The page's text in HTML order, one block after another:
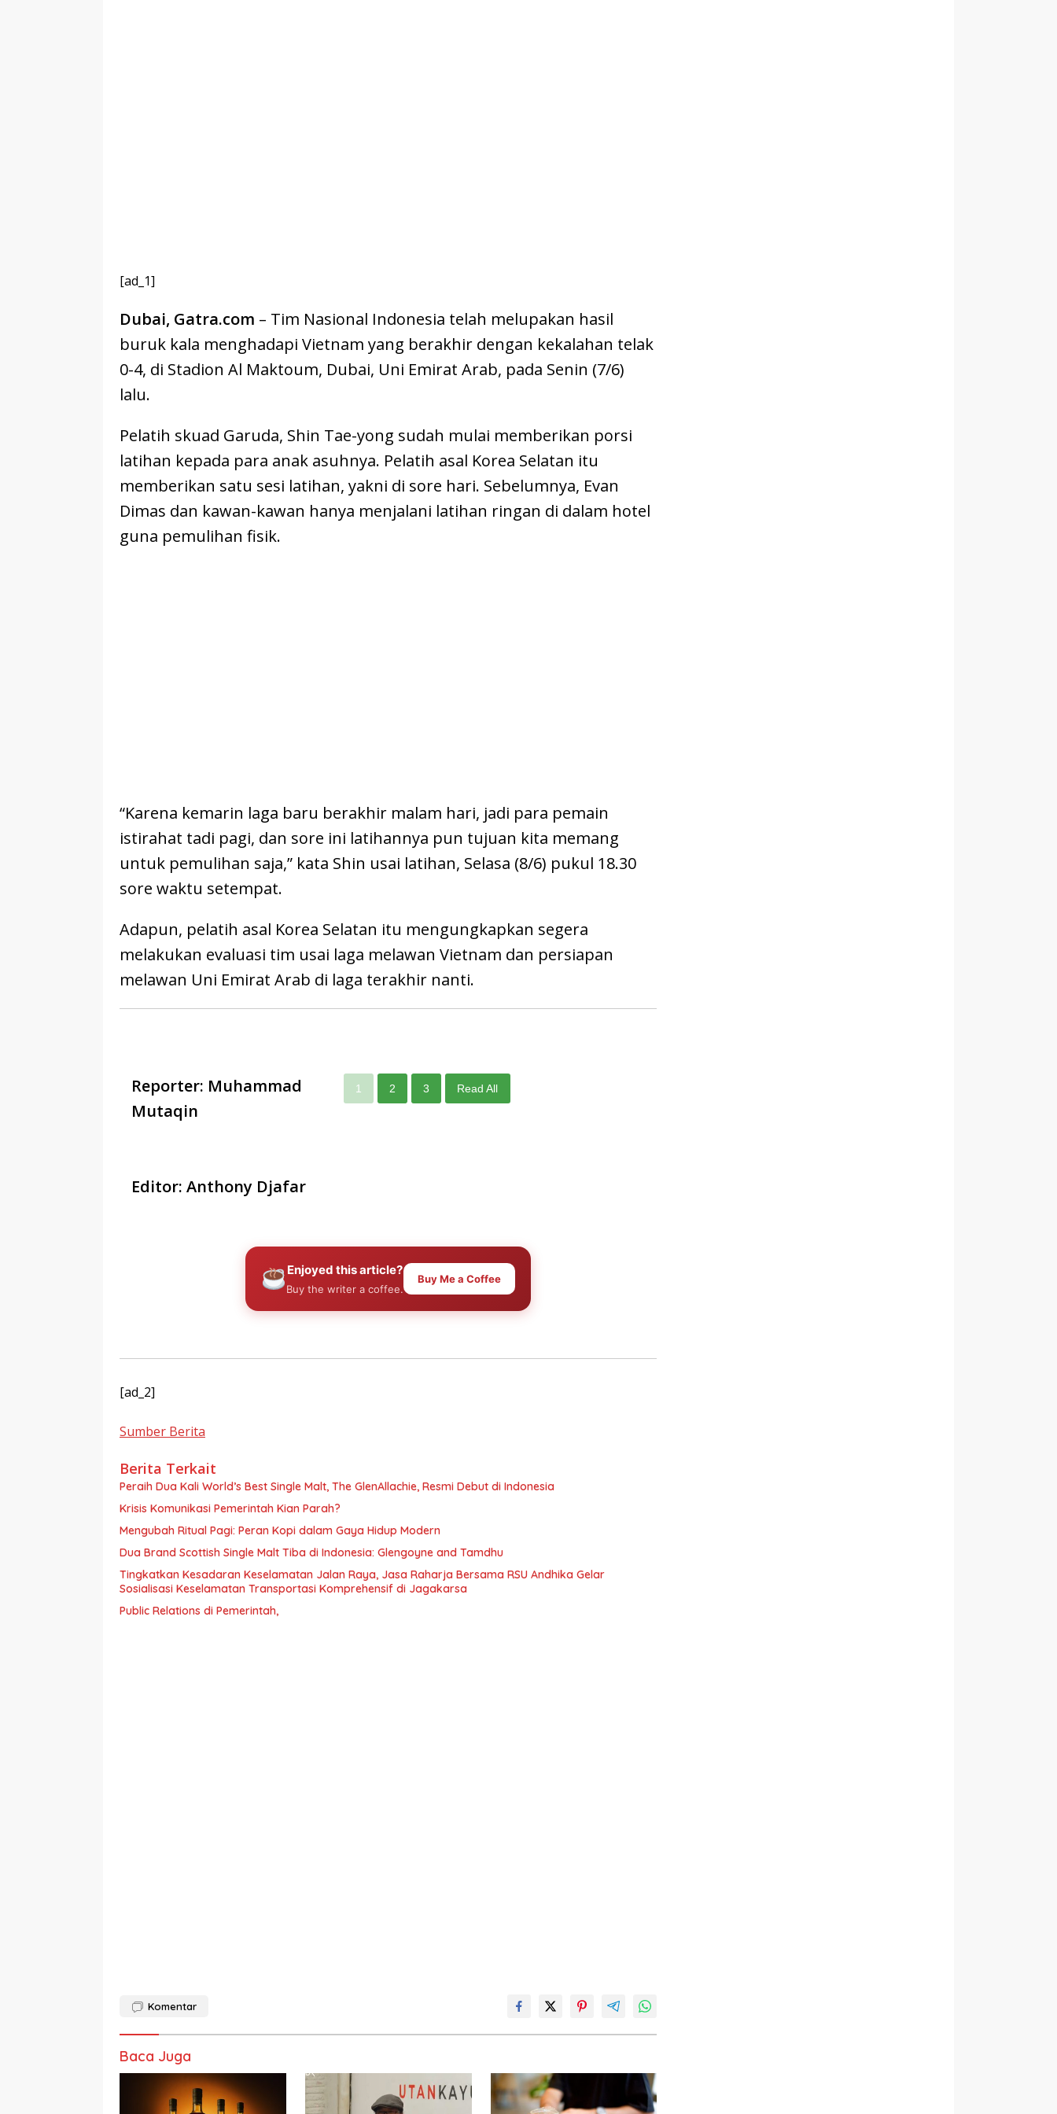
[ad_1]
Dubai, Gatra.com – Tim Nasional Indonesia telah melupakan hasil
buruk kala menghadapi Vietnam yang berakhir dengan kekalahan telak
0-4, di Stadion Al Maktoum, Dubai, Uni Emirat Arab, pada Senin (7/6)
lalu.
Pelatih skuad Garuda, Shin Tae-yong sudah mulai memberikan porsi
latihan kepada para anak asuhnya. Pelatih asal Korea Selatan itu
memberikan satu sesi latihan, yakni di sore hari. Sebelumnya, Evan
Dimas dan kawan-kawan hanya menjalani latihan ringan di dalam hotel
guna pemulihan fisik.
“Karena kemarin laga baru berakhir malam hari, jadi para pemain
istirahat tadi pagi, dan sore ini latihannya pun tujuan kita memang
untuk pemulihan saja,” kata Shin usai latihan, Selasa (8/6) pukul 18.30
sore waktu setempat.
Adapun, pelatih asal Korea Selatan itu mengungkapkan segera
melakukan evaluasi tim usai laga melawan Vietnam dan persiapan
melawan Uni Emirat Arab di laga terakhir nanti.
Reporter: Muhammad
Mutaqin
Editor: Anthony Djafar
1 2 3 Read All
Enjoyed this article?
Buy the writer a coffee.
Buy Me a Coffee
[ad_2]
Sumber Berita
Berita Terkait
Peraih Dua Kali World’s Best Single Malt, The GlenAllachie, Resmi Debut di Indonesia
Krisis Komunikasi Pemerintah Kian Parah?
Mengubah Ritual Pagi: Peran Kopi dalam Gaya Hidup Modern
Dua Brand Scottish Single Malt Tiba di Indonesia: Glengoyne and Tamdhu
Tingkatkan Kesadaran Keselamatan Jalan Raya, Jasa Raharja Bersama RSU Andhika Gelar
Sosialisasi Keselamatan Transportasi Komprehensif di Jagakarsa
Public Relations di Pemerintah,
Komentar
Baca Juga